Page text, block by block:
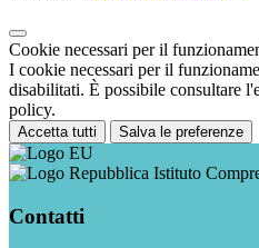
Cookie necessari per il
I cookie necessari per il
disabilitati. È possibile consultare
policy.
Accetta tutti Salva le preferenze
Istituto
Contatti